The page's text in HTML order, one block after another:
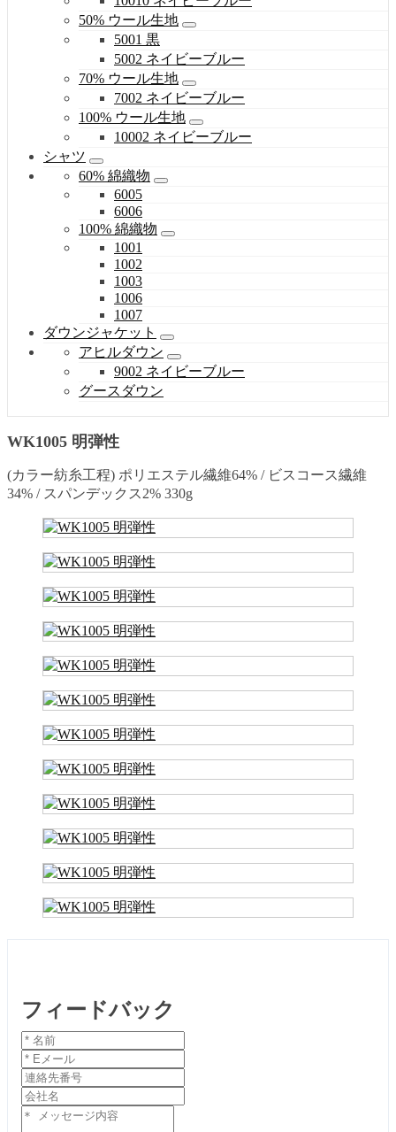
50% ウール生地
5001 黒
5002 ネイビーブルー
70% ウール生地
7002 ネイビーブルー
100% ウール生地
10002 ネイビーブルー
シャツ
60% 綿織物
6005
6006
100% 綿織物
1001
1002
1003
1006
1007
ダウンジャケット
アヒルダウン
9002 ネイビーブルー
グースダウン
WK1005 明弾性
(カラー紡糸工程) ポリエステル繊維64% / ビスコース繊維
34% / スパンデックス2% 330g
フィードバック